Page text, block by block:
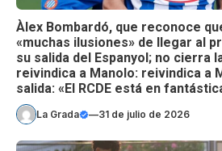
Àlex Bombardó, que reconoce
«muchas ilusiones» de llegar al
su salida del Espanyol; no cierra
reivindica a Manolo: reivindica a
salida: «El RCDE está en
La Grada —31 de julio de 2026